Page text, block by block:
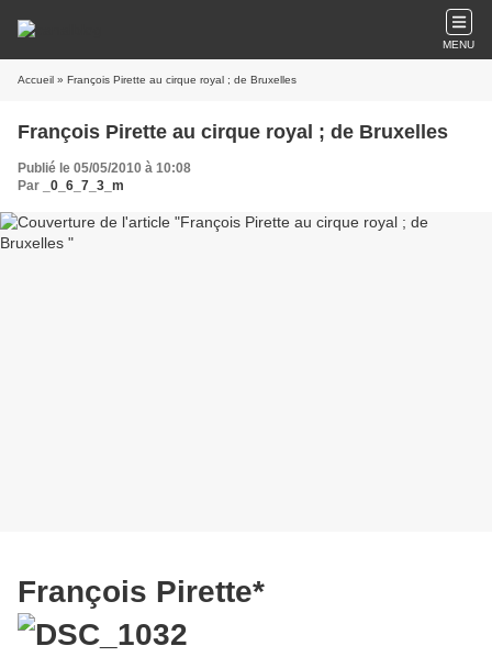
MENU
Accueil » François Pirette au cirque royal ; de Bruxelles
François Pirette au cirque royal ; de Bruxelles
Publié le 05/05/2010 à 10:08
Par
_0_6_7_3_m
François Pirette*